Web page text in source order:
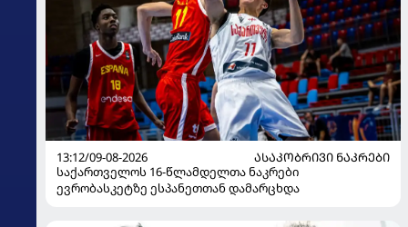
13:12/09-08-2026
ᲐᲡᲐᲙᲝᲑᲠᲘᲕᲘ ᲜᲐᲙᲠᲔᲑᲘ
საქართველოს 16-წლამდელთა ნაკრები
ევრობასკეტზე ესპანეთთან დამარცხდა